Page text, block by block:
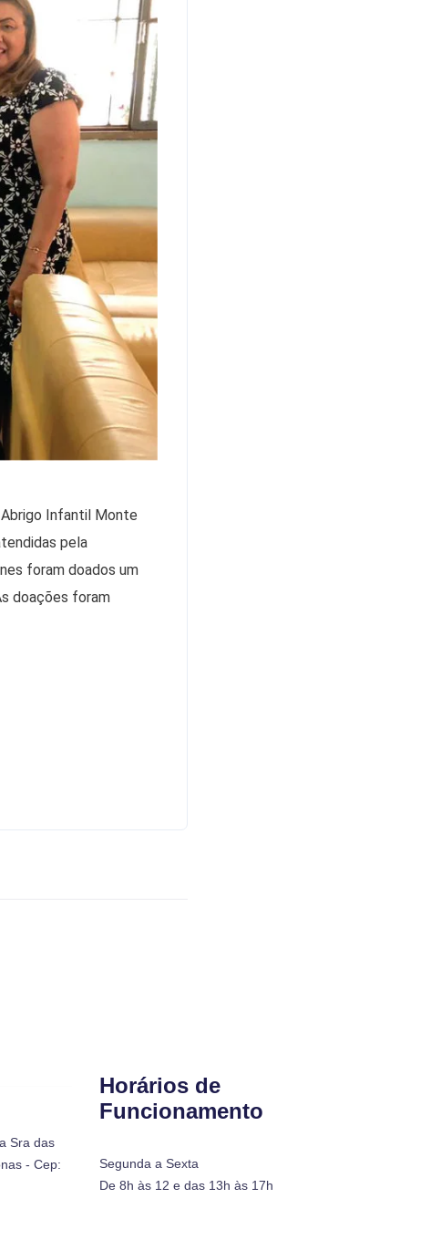
Abrigo Infantil Monte
pela
foram doados um
doações foram
Sra das
- Cep:
Horários de
Funcionamento
Segunda a Sexta
De 8h às 12 e das 13h às 17h